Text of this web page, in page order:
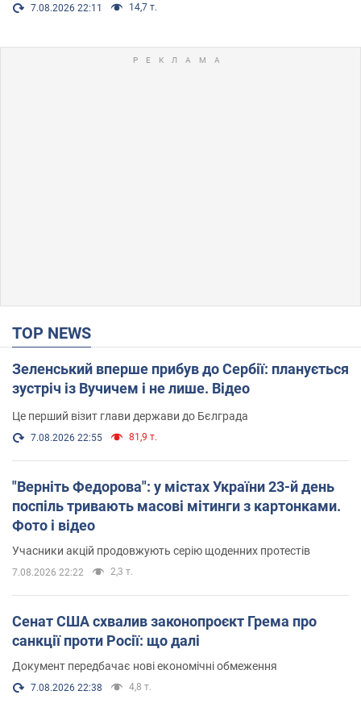
7.08.2026 22:11 14,7 т.
TOP NEWS
Зеленський вперше прибув до Сербії: планується
зустріч із Вучичем і не лише. Відео
Це перший візит глави держави до Бєлграда
7.08.2026 22:55 81,9 т.
"Верніть Федорова": у містах України 23-й день
поспіль тривають масові мітинги з картонками.
Фото і відео
Учасники акцій продовжують серію щоденних протестів
7.08.2026 22:22 2,3 т.
Сенат США схвалив законопроєкт Грема про
санкції проти Росії: що далі
Документ передбачає нові економічні обмеження
7.08.2026 22:38 4,8 т.